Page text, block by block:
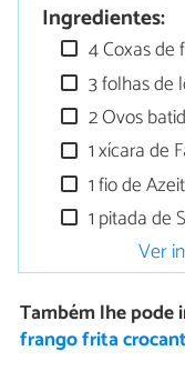
Ingredientes:
4 Coxas de
3 folhas de
2 Ovos
1 xícara de
1 fio de
1 pitada de
Ver
Também lhe pode
frango frita